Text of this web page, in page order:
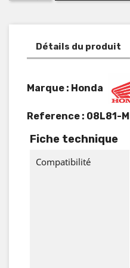
Détails du produit
Marque : Honda
Reference : 08L81-
Fiche technique
Compatibilité